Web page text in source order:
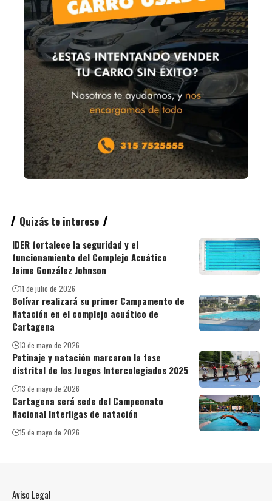
Quizás te interese
IDER fortalece la seguridad y el
funcionamiento del Complejo Acuático
Jaime González Johnson
11 de julio de 2026
Bolívar realizará su primer Campamento de
Natación en el complejo acuático de
Cartagena
13 de mayo de 2026
Patinaje y natación marcaron la fase
distrital de los Juegos Intercolegiados 2025
13 de mayo de 2026
Cartagena será sede del Campeonato
Nacional Interligas de natación
15 de mayo de 2026
Aviso Legal